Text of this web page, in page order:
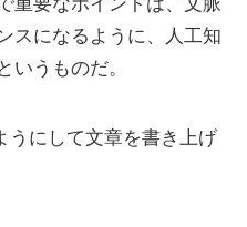
スになるように、人工知
うものだ。
うにして文章を書き上げ